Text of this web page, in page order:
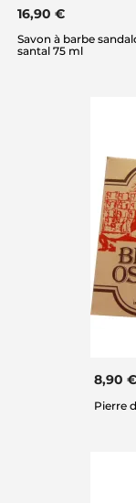
16,90 €
Savon à barbe
santal 75 ml
8,90 €
Pierre